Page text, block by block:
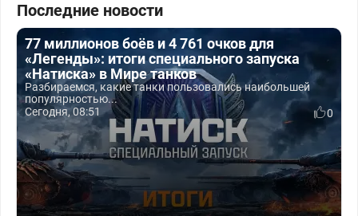
Последние новости
77 миллионов боёв и 4 761 очков для
«Легенды»: итоги специального запуска
«Натиска» в Мире танков
Разбираемся, какие танки пользовались наибольшей
популярностью...
Сегодня, 08:51
0